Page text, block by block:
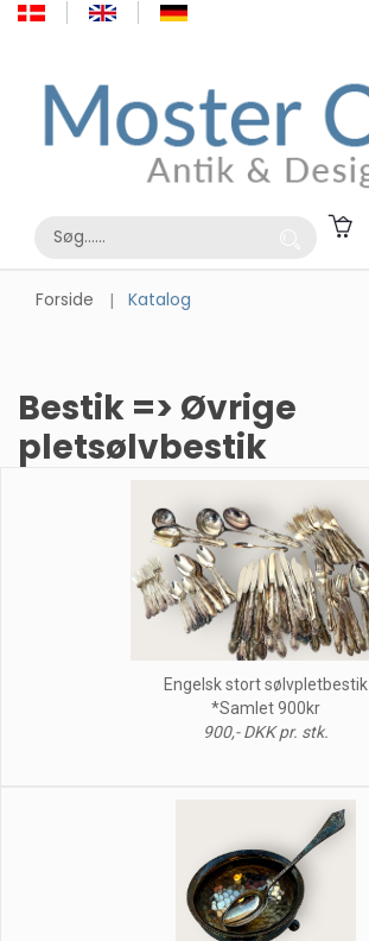
Forside Katalog
Bestik => Øvrige
pletsølvbestik
Engelsk stort sølvpletbestik
*Samlet 900kr
900,- DKK pr. stk.